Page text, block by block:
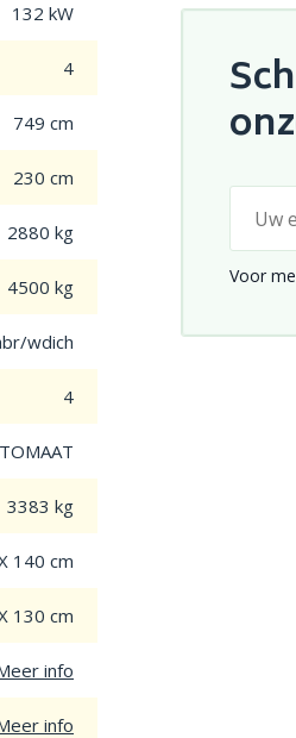
132 kW
4
749 cm
230 cm
2880 kg
4500 kg
wdich
4
3383 kg
140 cm
130 cm
info
info
Voor